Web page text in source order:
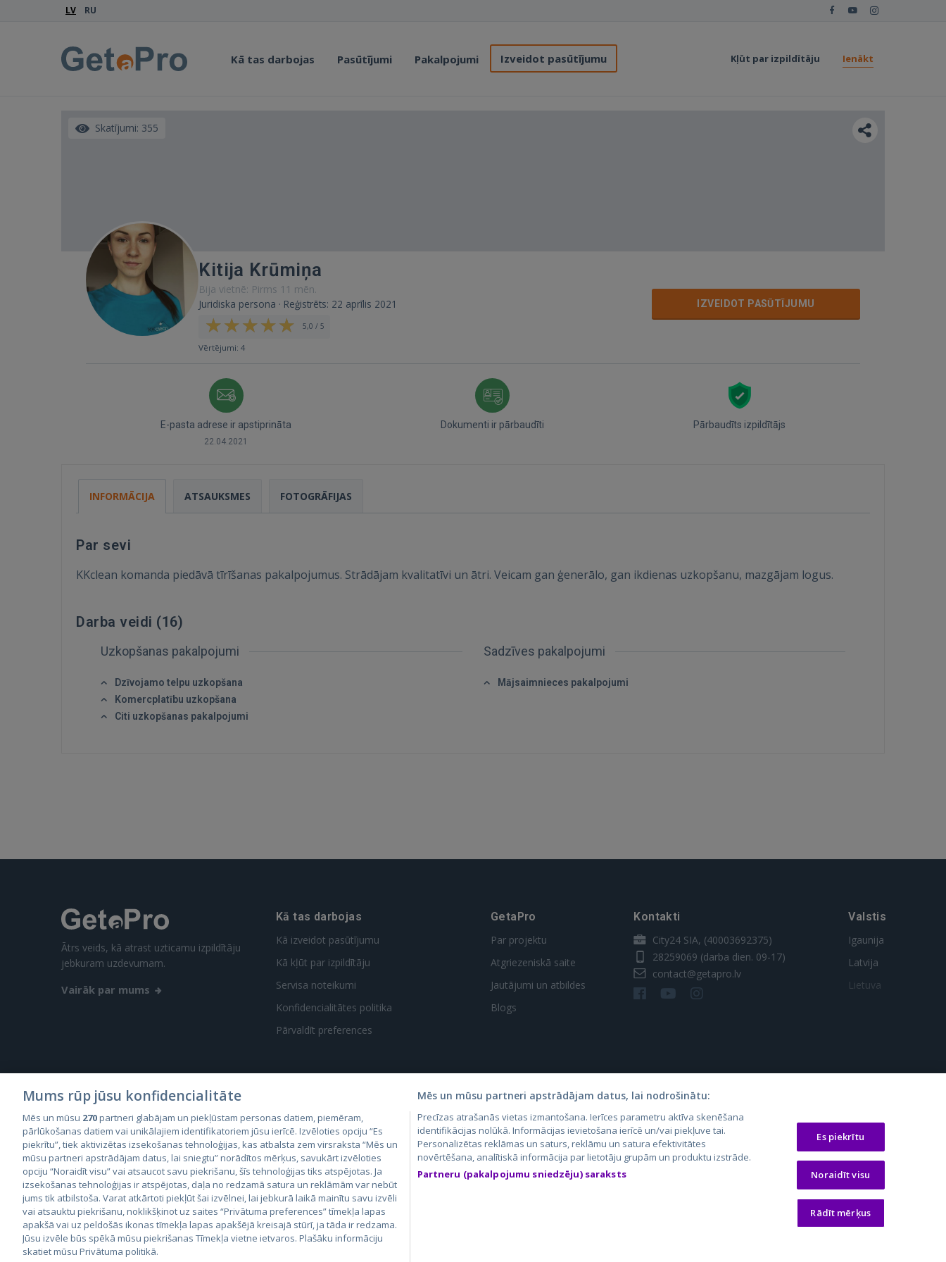
LV RU
Kā tas darbojas Pasūtījumi Pakalpojumi Izveidot pasūtījumu Kļūt par izpildītāju Ienākt
IENĀKT
FACEBOOK
Skatījumi: 355
Kitija Krūmiņa
Bija vietnē: Pirms 11 mēn.
Juridiska persona · Reģistrēts: 22 aprīlis 2021
5,0 / 5
Vērtējumi: 4
IZVEIDOT PASŪTĪJUMU
E-pasta adrese ir apstiprināta
22.04.2021
Dokumenti ir pārbaudīti Pārbaudīts izpildītājs
INFORMĀCIJA ATSAUKSMES FOTOGRĀFIJAS
Par sevi
KKclean komanda piedāvā tīrīšanas pakalpojumus. Strādājam kvalitatīvi un ātri. Veicam gan ģenerālo, gan ikdienas uzkopšanu, mazgājam logus.
Darba veidi (16)
Uzkopšanas pakalpojumi
Dzīvojamo telpu uzkopšana
Komercplatību uzkopšana
Citi uzkopšanas pakalpojumi
Sadzīves pakalpojumi
Mājsaimnieces pakalpojumi
Ātrs veids, kā atrast uzticamu izpildītāju
jebkuram uzdevumam.
Vairāk par mums
Kā tas darbojas
Kā izveidot pasūtījumu
Kā kļūt par izpildītāju
Servisa noteikumi
Konfidencialitātes politika
Pārvaldīt preferences
GetaPro
Par projektu
Atgriezeniskā saite
Jautājumi un atbildes
Blogs
Kontakti
City24 SIA, (40003692375)
28259069 (darba dien. 09-17)
contact@getapro.lv
Valstis
Igaunija
Latvija
Lietuva
City24.lv
City24.ee
GetaPro.lv
GetaPro.ee
Skelbiu.lt
Autoplius.lt
Aruodas.lt
CVbankas.lt
Kainos.lt
Paslaugos.lt
auto24.ee
KV.ee
Osta.ee
KuldneBörs.ee
© 2026 GetaPro. Visas tiesības aizsargātas.
Mums rūp jūsu konfidencialitāte
Mēs un mūsu 270partneri glabājam un piekļūstam personas datiem, piemēram,
pārlūkošanas datiem vai unikālajiem identifikatoriem jūsu ierīcē. Izvēloties opciju “Es
piekrītu”, tiek aktivizētas izsekošanas tehnoloģijas, kas atbalsta zem virsraksta “Mēs un
mūsu partneri apstrādājam datus, lai sniegtu” norādītos mērķus, savukārt izvēloties
opciju “Noraidīt visu” vai atsaucot savu piekrišanu, šīs tehnoloģijas tiks atspējotas. Ja
izsekošanas tehnoloģijas ir atspējotas, daļa no redzamā satura un reklāmām var nebūt
jums tik atbilstoša. Varat atkārtoti piekļūt šai izvēlnei, lai jebkurā laikā mainītu savu izvēli
vai atsauktu piekrišanu, noklikšķinot uz saites “Privātuma preferences” tīmekļa lapas
apakšā vai uz peldošās ikonas tīmekļa lapas apakšējā kreisajā stūrī, ja tāda ir redzama.
Jūsu izvēle būs spēkā mūsu piekrišanas Tīmekļa vietne ietvaros. Plašāku informāciju
skatiet mūsu Privātuma politikā.
Mēs un mūsu partneri apstrādājam datus, lai nodrošinātu:
Precīzas atrašanās vietas izmantošana. Ierīces parametru aktīva skenēšana
identifikācijas nolūkā. Informācijas ievietošana ierīcē un/vai piekļuve tai.
Personalizētas reklāmas un saturs, reklāmu un satura efektivitātes
novērtēšana, analītiskā informācija par lietotāju grupām un produktu izstrāde.
Partneru (pakalpojumu sniedzēju) saraksts
Es piekrītu
Noraidīt visu
Rādīt mērķus